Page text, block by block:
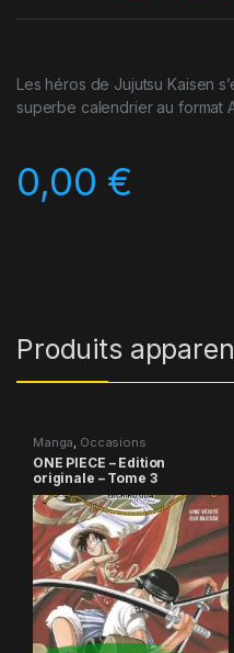
Les héros de Jujutsu Kaisen
superbe calendrier au format
0,00 €
Produits
Manga, Occasions
ONE PIECE – Edition
originale – Tome 3